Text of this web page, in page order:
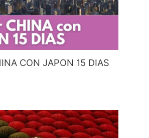
CON JAPON 15 DIAS